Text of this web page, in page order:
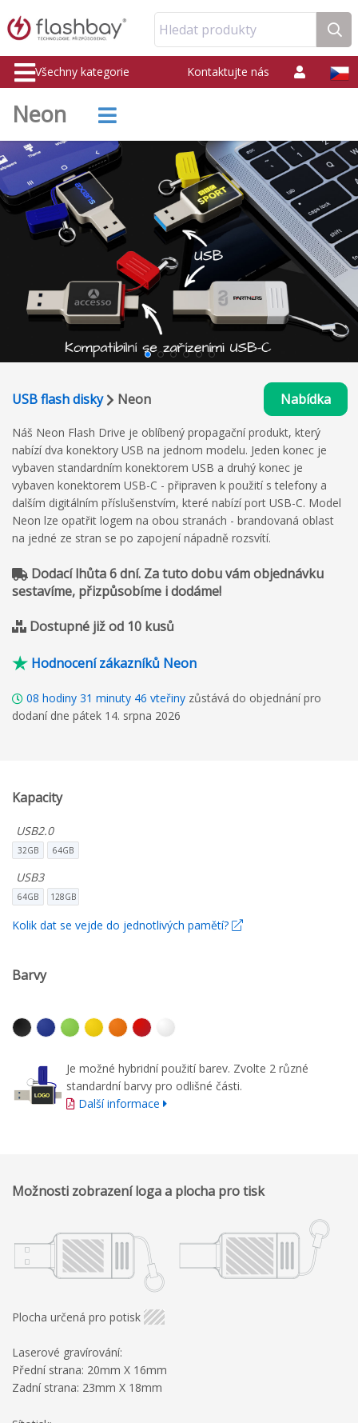
Hledat produkty
Všechny kategorie Kontaktujte nás
Neon
USB flash disky Neon Nabídka
Náš Neon Flash Drive je oblíbený propagační produkt, který
nabízí dva konektory USB na jednom modelu. Jeden konec je
vybaven standardním konektorem USB a druhý konec je
vybaven konektorem USB-C - připraven k použití s telefony a
dalším digitálním příslušenstvím, které nabízí port USB-C. Model
Neon lze opatřit logem na obou stranách - brandovaná oblast
na jedné ze stran se po zapojení nápadně rozsvítí.
Dodací lhůta 6 dní. Za tuto dobu vám objednávku
sestavíme, přizpůsobíme i dodáme!
Dostupné již od 10 kusů
Hodnocení zákazníků Neon
08 hodiny 31 minuty 45 vteřiny zůstává do objednání pro
dodaní dne pátek 14. srpna 2026
Kapacity
USB2.0
32GB 64GB
USB3
64GB 128GB
Kolik dat se vejde do jednotlivých pamětí?
Barvy
Je možné hybridní použití barev. Zvolte 2 různé
standardní barvy pro odlišné části.
Další informace
Možnosti zobrazení loga a plocha pro tisk
Plocha určená pro potisk
Laserové gravírování:
Přední strana: 20mm X 16mm
Zadní strana: 23mm X 18mm